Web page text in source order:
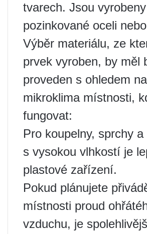
tvarech. Jsou
pozinkované oceli
Výběr materiálu, ze
prvek vyroben, by měl
proveden s ohledem na
mikroklima místnosti,
fungovat:
Pro koupelny, sprchy
s vysokou vlhkostí je
plastové zařízení.
Pokud plánujete
místnosti proud
vzduchu, je